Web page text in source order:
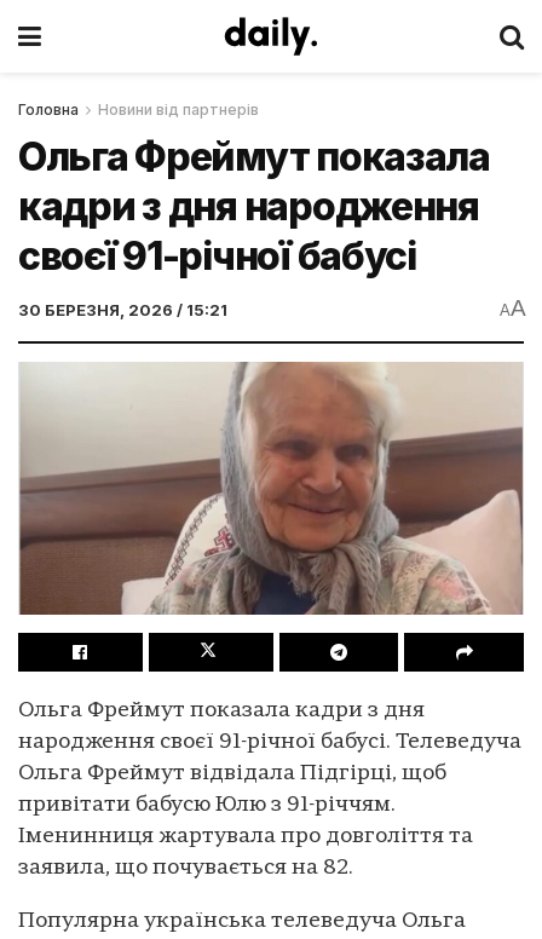
Головна Новини від партнерів
Ольга Фреймут показала
кадри з дня народження
своєї 91-річної бабусі
30 БЕРЕЗНЯ, 2026 / 15:21 AA
Ольга Фреймут показала кадри з дня
народження своєї 91-річної бабусі. Телеведуча
Ольга Фреймут відвідала Підгірці, щоб
привітати бабусю Юлю з 91-річчям.
Іменинниця жартувала про довголіття та
заявила, що почувається на 82.
Популярна українська телеведуча Ольга